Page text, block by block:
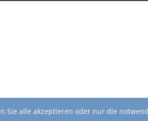
Sie alle akzeptieren oder nur die